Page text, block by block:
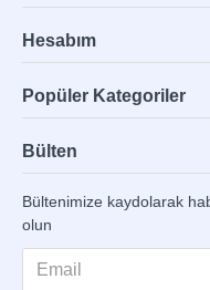
Hesabım
Popüler Kategoriler
Bülten
Bültenimize kaydolarak
olun